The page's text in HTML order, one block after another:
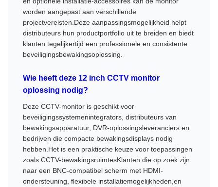
worden aangepast aan verschillende
projectvereisten.Deze aanpassingsmogelijkheid helpt
distributeurs hun productportfolio uit te breiden en biedt
klanten tegelijkertijd een professionele en consistente
beveiligingsbewakingsoplossing.
Wie heeft deze 12 inch CCTV monitor
oplossing nodig?
Deze CCTV-monitor is geschikt voor
beveiligingssystemenintegrators, distributeurs van
bewakingsapparatuur, DVR-oplossingsleveranciers en
bedrijven die compacte bewakingsdisplays nodig
hebben.Het is een praktische keuze voor toepassingen
zoals CCTV-bewakingsruimtesKlanten die op zoek zijn
naar een BNC-compatibel scherm met HDMI-
ondersteuning, flexibele installatiemogelijkheden,en